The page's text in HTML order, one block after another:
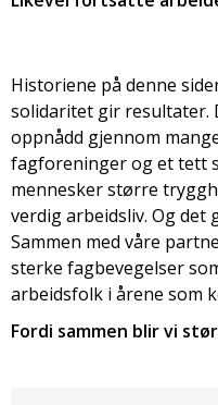
Historiene på denne
solidaritet gir resultater.
oppnådd gjennom
fagforeninger og et tett
mennesker større
verdig arbeidsliv. Og
Sammen med våre
sterke fagbevegelser
arbeidsfolk i årene som
Fordi sammen blir vi